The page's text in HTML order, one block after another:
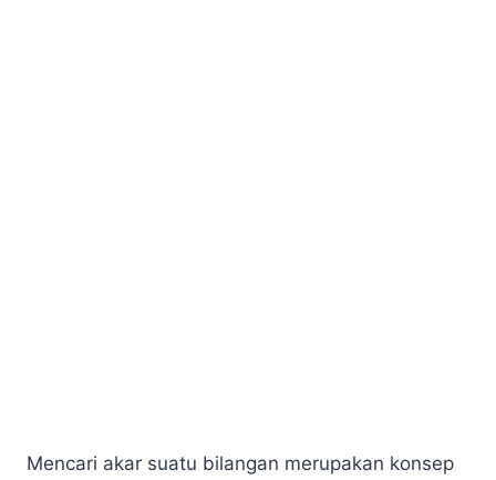
Mencari akar suatu bilangan merupakan konsep